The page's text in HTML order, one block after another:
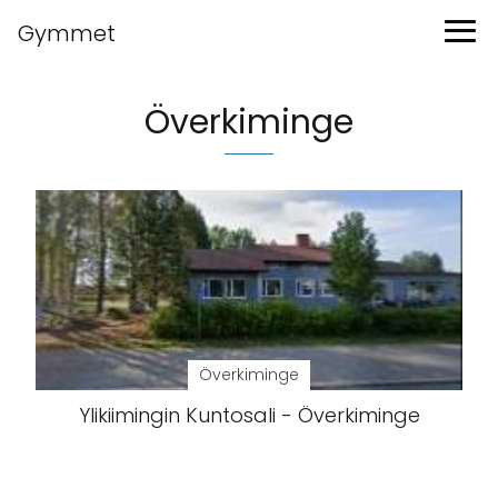
Gymmet
Överkiminge
Överkiminge
Ylikiimingin Kuntosali - Överkiminge